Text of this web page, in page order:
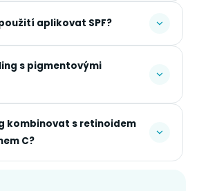
aplikovat SPF?
s pigmentovými
kombinovat s retinoidem
C?